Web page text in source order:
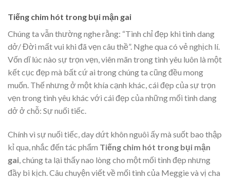
Tiếng chim hót trong bụi mận gai
Chúng ta vẫn thường nghe rằng: “Tình chỉ đẹp khi tình dang
dở/ Đời mất vui khi đã vẹn câu thề”. Nghe qua có vẻ nghịch lí.
Vốn dĩ lúc nào sự trọn vẹn, viên mãn trong tình yêu luôn là một
kết cục đẹp mà bất cứ ai trong chúng ta cũng đều mong
muốn. Thế nhưng ở một khía cạnh khác, cái đẹp của sự trọn
vẹn trong tình yêu khác với cái đẹp của những mối tình dang
dở ở chỗ: Sự nuối tiếc.
Chính vì sự nuối tiếc, day dứt khôn nguôi ấy mà suốt bao thập
kỉ qua, nhắc đến tác phẩm Tiếng chim hót trong bụi mận
gai, chúng ta lại thấy nao lòng cho một mối tình đẹp nhưng
đầy bi kịch. Câu chuyện viết về mối tình của Meggie và vị cha